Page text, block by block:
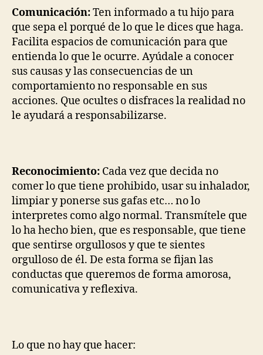
Comunicación:Ten informado a tu hijo para
que sepa el porqué de lo que le dices que haga.
Facilita espacios de comunicación para que
entienda lo que le ocurre. Ayúdale a conocer
sus causas y las consecuencias de un
comportamiento no responsable en sus
acciones. Que ocultes o disfraces la realidad no
le ayudará a responsabilizarse.
Reconocimiento: Cada vez que decida no
comer lo que tiene prohibido, usar su inhalador,
limpiar y ponerse sus gafas etc… no lo
interpretes como algo normal. Transmítele que
lo ha hecho bien, que es responsable, que tiene
que sentirse orgullosos y que te sientes
orgulloso de él. De esta forma se fijan las
conductas que queremos de forma amorosa,
comunicativa y reflexiva.
Lo que no hay que hacer: